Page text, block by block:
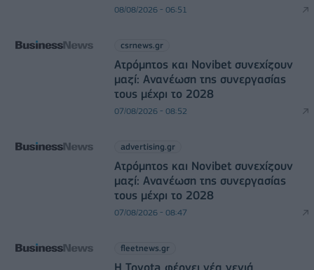
08/08/2026 - 06:51
csrnews.gr
Ατρόμητος και Novibet συνεχίζουν
μαζί: Ανανέωση της συνεργασίας
τους μέχρι το 2028
07/08/2026 - 08:52
advertising.gr
Ατρόμητος και Novibet συνεχίζουν
μαζί: Ανανέωση της συνεργασίας
τους μέχρι το 2028
07/08/2026 - 08:47
fleetnews.gr
Η Toyota φέρνει νέα γενιά